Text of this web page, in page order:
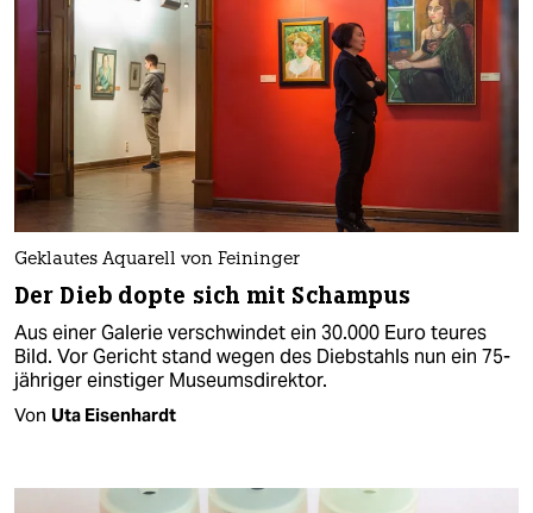
Geklautes Aquarell von Feininger
Der Dieb dopte sich mit Schampus
Aus einer Galerie verschwindet ein 30.000 Euro teures
Bild. Vor Gericht stand wegen des Diebstahls nun ein 75-
jähriger einstiger Museumsdirektor.
Von Uta Eisenhardt